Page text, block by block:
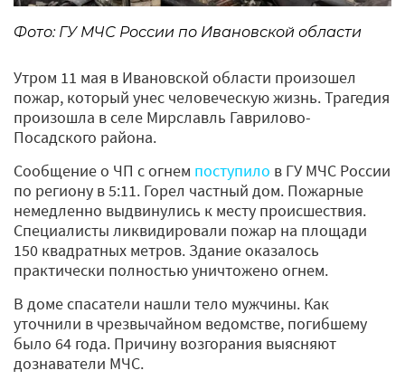
Фото: ГУ МЧС России по Ивановской области
Утром 11 мая в Ивановской области произошел
пожар, который унес человеческую жизнь. Трагедия
произошла в селе Мирславль Гаврилово-
Посадского района.
Сообщение о ЧП с огнем поступило в ГУ МЧС России
по региону в 5:11. Горел частный дом. Пожарные
немедленно выдвинулись к месту происшествия.
Специалисты ликвидировали пожар на площади
150 квадратных метров. Здание оказалось
практически полностью уничтожено огнем.
В доме спасатели нашли тело мужчины. Как
уточнили в чрезвычайном ведомстве, погибшему
было 64 года. Причину возгорания выясняют
дознаватели МЧС.